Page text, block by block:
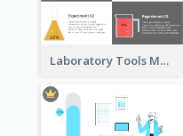
Laboratory Tools Measurement And Comparison